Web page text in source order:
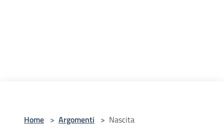
Home > Argomenti > Nascita